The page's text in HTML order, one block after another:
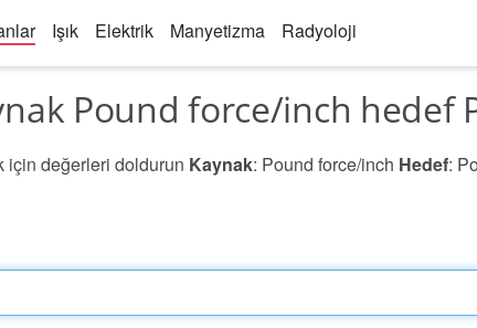
Işık Elektrik Manyetizma Radyoloji
Pound force/inch hedef
için değerleri doldurun Kaynak: Pound force/inch Hedef: